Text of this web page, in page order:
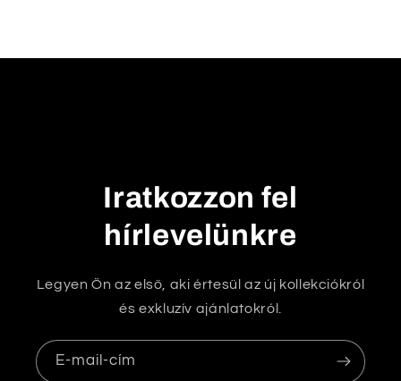
k
Iratkozzon fel
hírlevelünkre
Legyen Ön az első, aki értesül az új kollekciókról
és exkluzív ajánlatokról.
E-mail-cím